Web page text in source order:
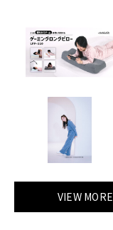
VIEW MORE